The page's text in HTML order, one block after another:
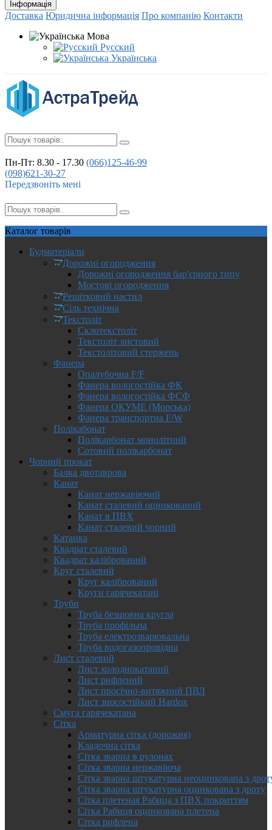
Інформація
Доставка Юридична інформація Про компанію Контакти
Мова
Русский
Українська
Пн-Пт: 8.30 - 17.30 (066)125-46-99
(098)621-30-27
Передзвоніть мені
Каталог товарів
Будматеріали
Дорожні огородження
Дорожні огородження бар'єрного типу
Мостові огородження
Решітковий настил
Сіль технічна
Текстоліт
Склотекстоліт
Текстоліт листовий
Текстолітовий стержень
Фанера
Опалубочна F/F
Фанера вологостійка ФК
Фанера вологостійка ФСФ
Фанера ОКУМЕ (Морська)
Фанера транспортна F/W
Полікабонат
Полікарбонат монолітний
Сотовий полікарбонат
Чорний прокат
Балка двотаврова
Канат
Канат нержавіючий
Канат сталевий оцинкований
Канат в ПВХ
Канат сталевий чорний
Катанка
Квадрат сталевий
Квадрат калібрований
Круг сталевий
Круг калібрований
Круги гарячекатані
Труби
Труба безшовна кругла
Труба профільна
Труба електрозварювальна
Труба водогазопровідна
Лист сталевий
Лист холоднокатаний
Лист рифлений
Лист просічно-витяжний ПВЛ
Лист зносостійкий Hardox
Смуга гарячекатана
Сітка
Арматурна сітка (дорожня)
Кладочна сітка
Сітка зварна в рулонах
Сітка зварна нержавіюча
Сітка зварна штукатурна неоцинкована з
Сітка зварна штукатурна оцинкована з дроту
Сітка плетеная Рабица з ПВХ покриттям
Сітка Рабиця оцинкована плетена
Сітка рифлена